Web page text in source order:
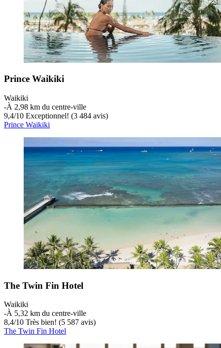
Prince Waikiki
Waikiki
‐À 2,98 km du centre-ville
9,4/10 Exceptionnel! (3 484 avis)
Prince Waikiki
The Twin Fin Hotel
Waikiki
‐À 5,32 km du centre-ville
8,4/10 Très bien! (5 587 avis)
The Twin Fin Hotel